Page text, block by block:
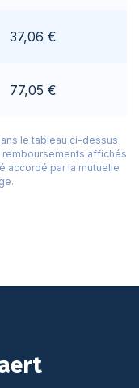
37,06 €
77,05 €
le tableau ci-dessus
remboursements affichés
accordé par la mutuelle